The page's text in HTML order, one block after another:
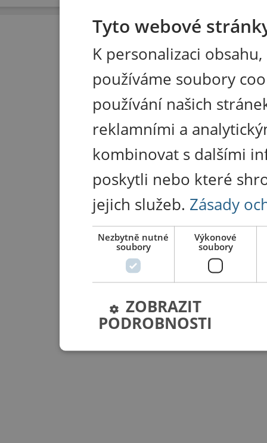
Tyto webové
K personalizaci
používáme soubory
používání našich
reklamními a
kombinovat s dalšími
poskytli nebo které
jejich služeb. Zásady
Nezbytně nutné
soubory
Výkonové
soubory
ZOBRAZIT
PODROBNOSTI